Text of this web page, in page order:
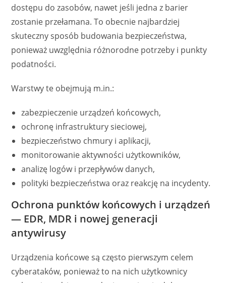
dostępu do zasobów, nawet jeśli jedna z barier
zostanie przełamana. To obecnie najbardziej
skuteczny sposób budowania bezpieczeństwa,
ponieważ uwzględnia różnorodne potrzeby i punkty
podatności.
Warstwy te obejmują m.in.:
zabezpieczenie urządzeń końcowych,
ochronę infrastruktury sieciowej,
bezpieczeństwo chmury i aplikacji,
monitorowanie aktywności użytkowników,
analizę logów i przepływów danych,
polityki bezpieczeństwa oraz reakcję na incydenty.
Ochrona punktów końcowych i urządzeń
— EDR, MDR i nowej generacji
antywirusy
Urządzenia końcowe są często pierwszym celem
cyberataków, ponieważ to na nich użytkownicy